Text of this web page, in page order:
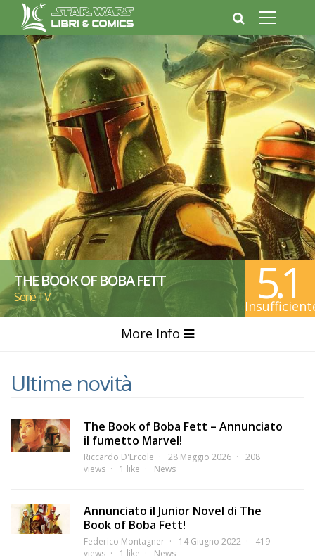
THE BOOK OF BOBA FETT
Serie TV 5.1
More Info
Ultime novità
The Book of Boba Fett – Annunciato
il fumetto Marvel!
Riccardo D'Ercole 28 Maggio 2026
208
views
1 like News
Annunciato il Junior Novel di The
Book of Boba Fett!
Federico Montagner 14 Giugno 2022
419
views
1 like News